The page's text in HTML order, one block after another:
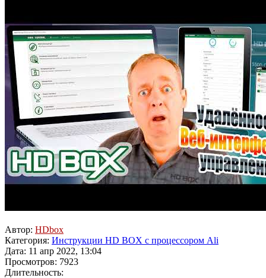
Автор: HDbox
Категория: Инструкции HD BOX с процессором Ali
Дата: 11 апр 2022, 13:04
Просмотров: 7923
Длительность: